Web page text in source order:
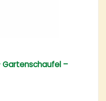
Gartenschaufel –